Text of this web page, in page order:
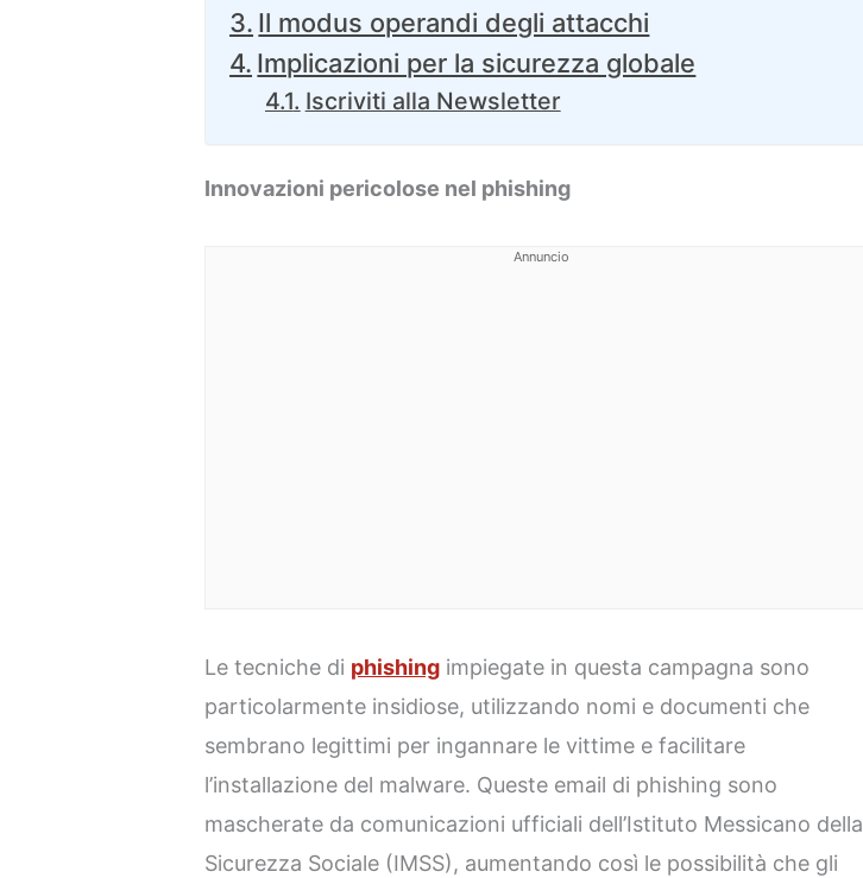
Il modus operandi degli attacchi
Implicazioni per la sicurezza globale
Iscriviti alla Newsletter
Innovazioni pericolose nel phishing
Annuncio
Le tecniche di phishing impiegate in questa campagna sono
particolarmente insidiose, utilizzando nomi e documenti che
sembrano legittimi per ingannare le vittime e facilitare
l’installazione del malware. Queste email di phishing sono
mascherate da comunicazioni ufficiali dell’Istituto Messicano della
Sicurezza Sociale (IMSS), aumentando così le possibilità che gli